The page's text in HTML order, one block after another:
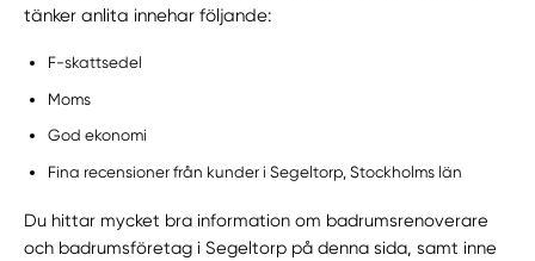
tänker anlita innehar följande:
F-skattsedel
Moms
God ekonomi
Fina recensioner från kunder i Segeltorp, Stockholms län
Du hittar mycket bra information om badrumsrenoverare
och badrumsföretag i Segeltorp på denna sida, samt inne